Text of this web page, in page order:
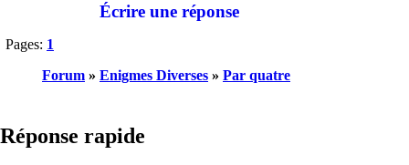
Écrire une réponse
Pages: 1
Forum » Enigmes Diverses » Par quatre
Réponse rapide